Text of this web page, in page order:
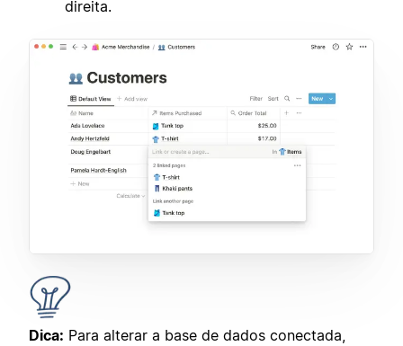
direita.
Dica: Para alterar a base de dados conectada,